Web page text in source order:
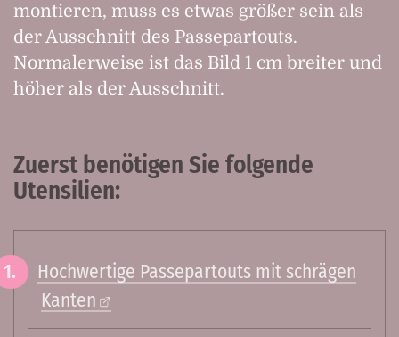
montieren, muss es etwas größer sein als
der Ausschnitt des Passepartouts.
Normalerweise ist das Bild 1 cm breiter und
höher als der Ausschnitt.
Zuerst benötigen Sie folgende
Utensilien:
Hochwertige Passepartouts mit schrägen
Kanten